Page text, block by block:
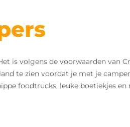
is volgens de voorwaarden van
te zien voordat je met je
foodtrucks, leuke boetiekjes en